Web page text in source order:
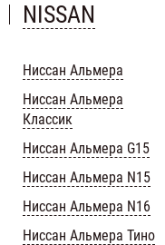
NISSAN
Ниссан Альмера
Ниссан Альмера
Классик
Ниссан Альмера G15
Ниссан Альмера N15
Ниссан Альмера N16
Ниссан Альмера Тино